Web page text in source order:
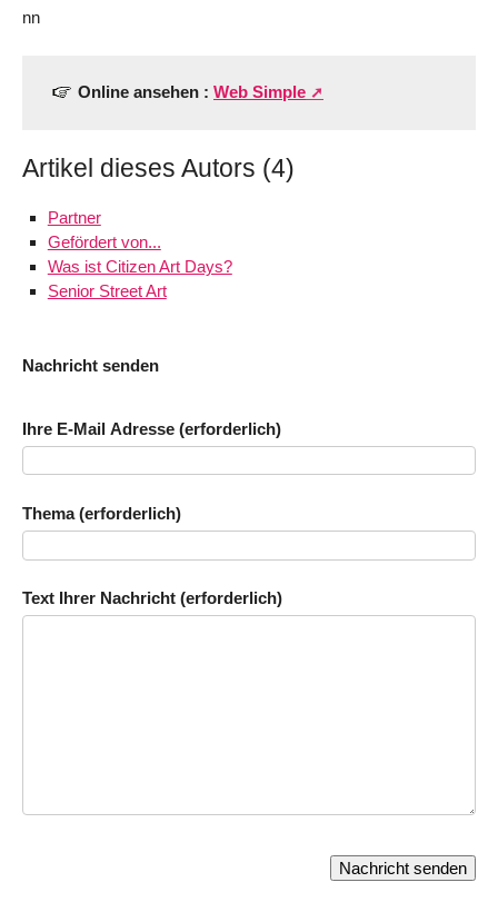
nn
Online ansehen : Web Simple
Artikel dieses Autors (4)
Partner
Gefördert von...
Was ist Citizen Art Days?
Senior Street Art
Nachricht senden
Ihre E-Mail Adresse (erforderlich)
Thema (erforderlich)
Text Ihrer Nachricht (erforderlich)